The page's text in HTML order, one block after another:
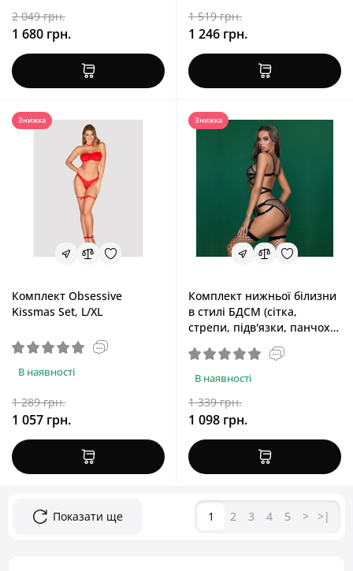
2 049 грн.
1 680 грн.
1 519 грн.
1 246 грн.
Знижка
Комплект Obsessive
Kissmas Set, L/XL
В наявності
1 289 грн.
1 057 грн.
Знижка
Комплект нижньої білизни
в стилі БДСМ (сітка,
стрепи, підв'язки, панчохи)
JSY Сільві, One Size, Black
В наявності
1 339 грн.
1 098 грн.
Показати ще 1 2 3 4 5 > >|